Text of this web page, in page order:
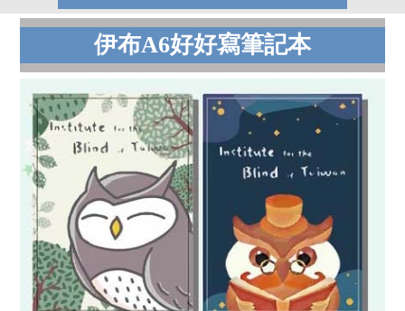
伊布A6好好寫筆記本